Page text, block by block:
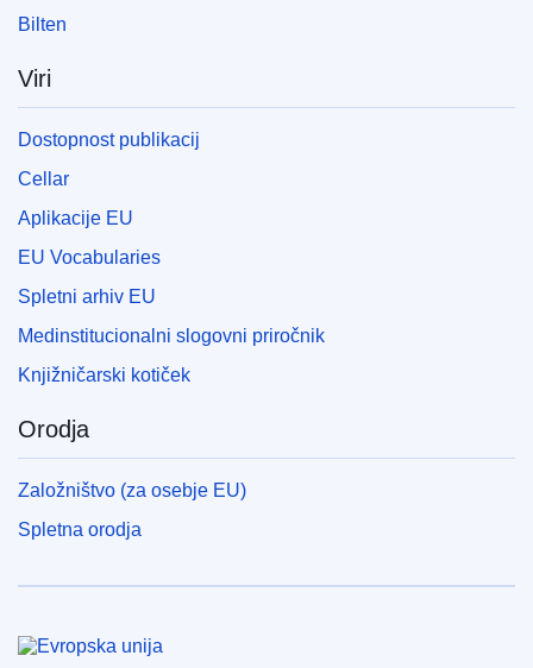
Bilten
Viri
Dostopnost publikacij
Cellar
Aplikacije EU
EU Vocabularies
Spletni arhiv EU
Medinstitucionalni slogovni priročnik
Knjižničarski kotiček
Orodja
Založništvo (za osebje EU)
Spletna orodja